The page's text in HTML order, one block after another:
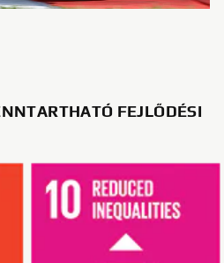
FEJLŐDÉSI